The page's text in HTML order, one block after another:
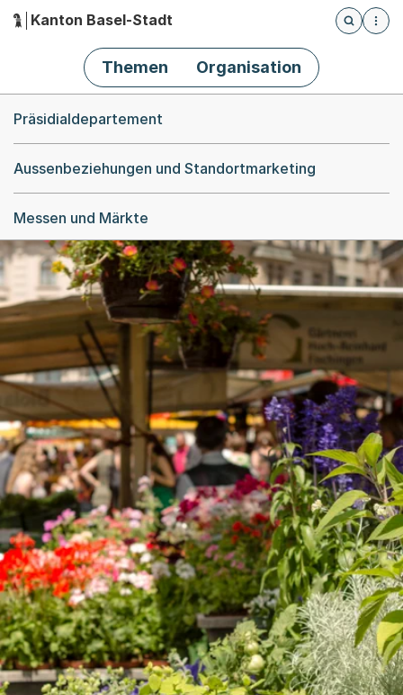
Hauptnavigation
Kanton Basel-Stadt
Öffnet
Themen Organisation
Präsidialdepartement
Aussenbeziehungen und Standortmarketing
Messen und Märkte